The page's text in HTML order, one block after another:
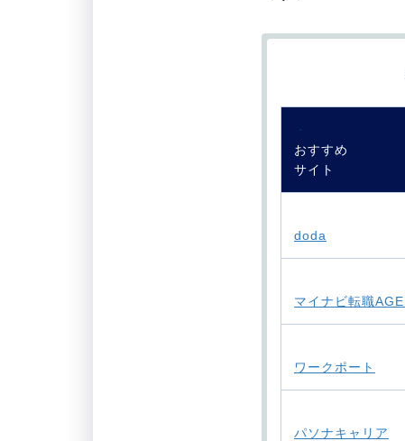
・
おすすめ
サイト
doda
マイナビ転職
ワークポート
パソナキャリア